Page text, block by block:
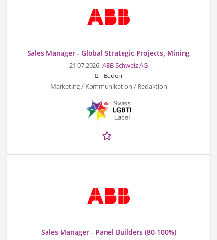
Sales Manager - Global Strategic Projects, Mining
21.07.2026,ABB Schweiz AG
Baden
Marketing / Kommunikation / Redaktion
Sales Manager - Panel Builders (80-100%)